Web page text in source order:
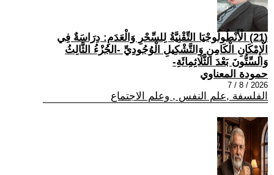
(21) الْأَنْطُولُوجْيَا التِّقْنِيَّةُ لِلسِّحْرِ وَالْعَدَمِ: دِرَاسَةٌ فِي
الْإِمْكَانِ الْكَامِنِ وَالتَّشْكِيلِ الْوُجُودِيِّ -الجُزْءُ الثَّالِثُ
وَالسِّتُّونَ بَعْدَ الثَّلَاثِمِائَةِ-
حمودة المعناوي
2026 / 8 / 7
الفلسفة ,علم النفس , وعلم الاجتماع